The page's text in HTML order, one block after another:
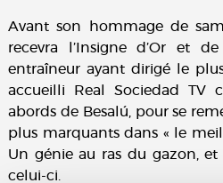
Avant son hommage de
recevra l’Insigne d’Or et
entraîneur ayant dirigé le
accueilli Real Sociedad TV
abords de Besalú, pour se
plus marquants dans « le
Un génie au ras du gazon,
celui-ci.